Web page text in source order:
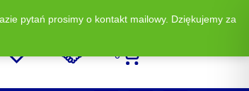
i zamów: +48 513 523 883
0
pytań prosimy o kontakt mailowy. Dziękujemy za